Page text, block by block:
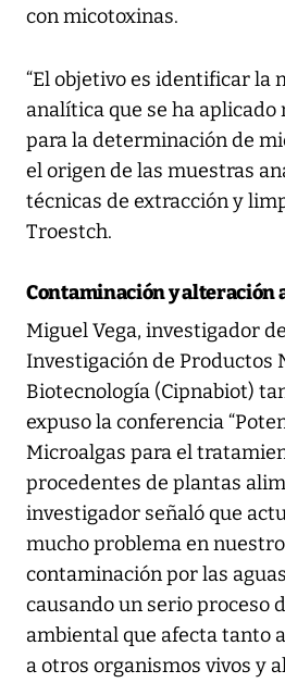
con micotoxinas.
“El objetivo es identificar la
analítica que se ha
para la determinación de
el origen de las muestras
técnicas de extracción y
Troestch.
Contaminación y alteración
Miguel Vega, investigador
Investigación de Productos
Biotecnología (Cipnabiot)
expuso la conferencia
Microalgas para el
procedentes de plantas
investigador señaló que
mucho problema en
contaminación por las
causando un serio proceso
ambiental que afecta tanto
a otros organismos vivos y